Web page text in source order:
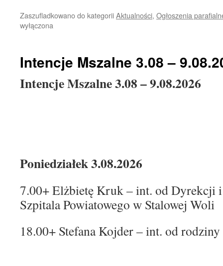
Zaszufladkowano do kategoriiAktualności, Ogłoszenia
wyłączona
Intencje Mszalne 3.08 –
Intencje Mszalne 3.08 – 9.08.2026
Poniedziałek 3.08.2026
7.00+ Elżbietę Kruk – int. od Dyrekcji
Szpitala Powiatowego w Stalowej Woli
18.00+ Stefana Kojder – int. od